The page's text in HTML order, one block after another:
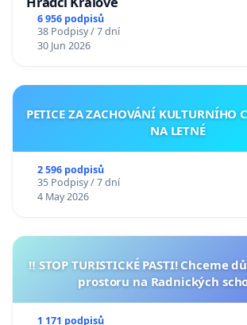
6 956 podpisů
38 Podpisy / 7 dní
30 Jun 2026
PETICE ZA ZACHOVÁNÍ KULTURNÍHO
NA LETNÉ
2 596 podpisů
35 Podpisy / 7 dní
4 May 2026
‼️ STOP TURISTICKÉ PASTI! Chceme
prostoru na Radnických
1 171 podpisů